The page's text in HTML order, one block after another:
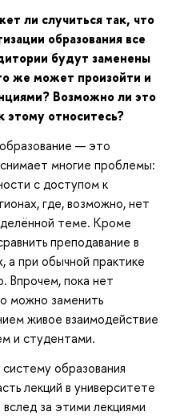
ли случиться так, что
образования все
будут заменены
же может произойти и
Возможно ли это
относитесь?
— это
многие проблемы:
с доступом к
где, возможно, нет
теме. Кроме
преподавание в
а при обычной практике
Впрочем, пока нет
можно заменить
живое взаимодействие
и студентами.
образования
лекций в университете
за этими лекциями